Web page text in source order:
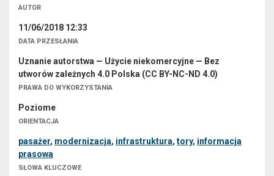
AUTOR
11/06/2018 12:33
DATA PRZESŁANIA
Uznanie autorstwa — Użycie niekomercyjne — Bez
utworów zależnych 4.0 Polska (CC BY-NC-ND 4.0)
PRAWA DO WYKORZYSTANIA
Poziome
ORIENTACJA
pasażer, modernizacja, infrastruktura, tory, informacja
prasowa
SŁOWA KLUCZOWE